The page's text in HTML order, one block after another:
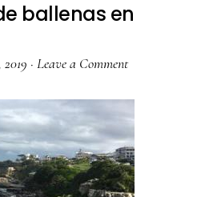
ballenas en
· Leave a Comment